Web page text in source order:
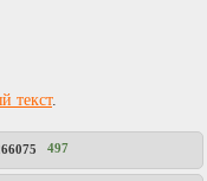
текст.
497